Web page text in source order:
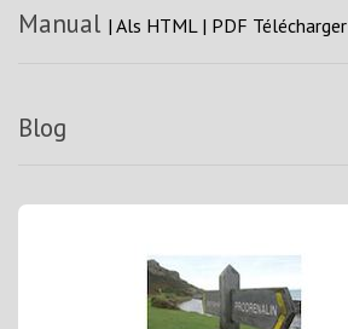
Manual | Als HTML | PDF Télécharger
Blog